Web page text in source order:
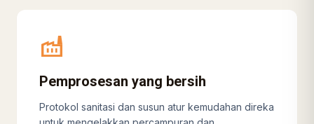
factory
Pemprosesan yang bersih
Protokol sanitasi dan susun atur kemudahan direka